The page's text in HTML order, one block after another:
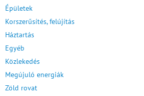
Épületek
Korszerűsítés, felújítás
Háztartás
Egyéb
Közlekedés
Megújuló energiák
Zöld rovat